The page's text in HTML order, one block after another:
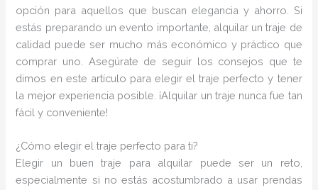
opción para aquellos que buscan elegancia y ahorro. Si
estás preparando un evento importante, alquilar un traje de
calidad puede ser mucho más económico y práctico que
comprar uno. Asegúrate de seguir los consejos que te
dimos en este artículo para elegir el traje perfecto y tener
la mejor experiencia posible. ¡Alquilar un traje nunca fue tan
fácil y conveniente!
¿Cómo elegir el traje perfecto para ti?
Elegir un buen traje para alquilar puede ser un reto,
especialmente si no estás acostumbrado a usar prendas